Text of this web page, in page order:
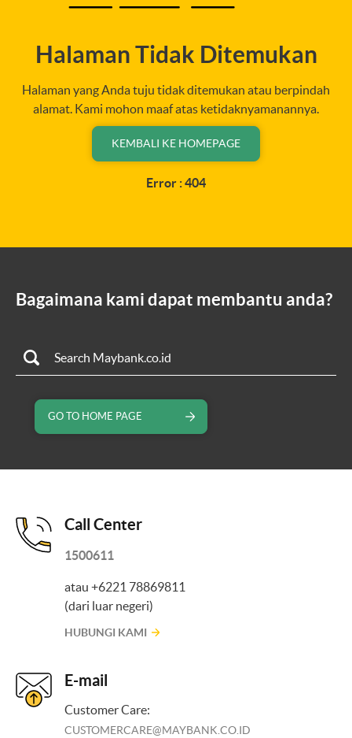
Halaman Tidak Ditemukan
Halaman yang Anda tuju tidak ditemukan atau berpindah
alamat. Kami mohon maaf atas ketidaknyamanannya.
KEMBALI KE HOMEPAGE
Error : 404
Bagaimana kami dapat membantu anda?
GO TO HOME PAGE
Call Center
1500611
atau +6221 78869811
(dari luar negeri)
HUBUNGI KAMI
E-mail
Customer Care:
CUSTOMERCARE@MAYBANK.CO.ID